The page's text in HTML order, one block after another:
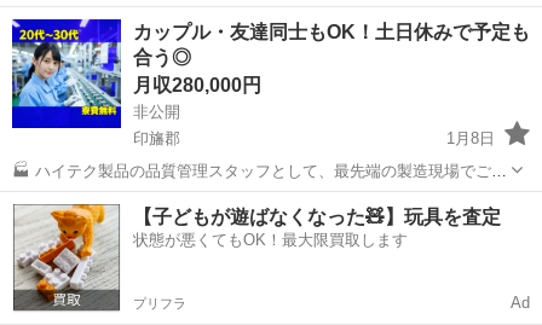
す!!】 ★数少ないペット寮、家族、カップル寮を完備している求人で
家賃補助も在籍中ずっと5万円の補助あり!! こちらの求人以外にも日本
全国5万件以上の求人を多...
千葉 印旛郡 その他 未経験
カップル・友達同士もOK！土日休みで予定も
合う◎
月収280,000円
非公開
印旛郡
1月8日
🏭 ハイテク製品の品質管理スタッフとして、最先端の製造現場でご活
躍いただけます！ ✨ クリーンルーム内での作業が中心となり、以下の
業務をお任せします： ・精密機器を使用した製品の品質検査 ・専用マ
シンのオペレーショ...
千葉 印旛郡 工場 業務
【子どもが遊ばなくなった🧸】玩具を査定
状態が悪くてもOK！最大限買取します
プリフラ Ad